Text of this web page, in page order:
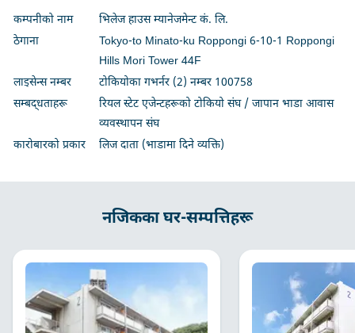
कम्पनीको नाम
भिलेज हाउस म्यानेजमेन्ट कं. लि.
ठेगाना
Tokyo-to Minato-ku Roppongi 6-10-1 Roppongi
Hills Mori Tower 44F
लाइसेन्स नम्बर
टोकियोका गभर्नर (2) नम्बर 100758
सम्बद्धताहरू
रियल स्टेट एजेन्टहरूको टोकियो संघ / जापान भाडा आवास
व्यवस्थापन संघ
कारोबारको प्रकार
लिज दाता (भाडामा दिने व्यक्ति)
नजिकका घर-सम्पत्तिहरू